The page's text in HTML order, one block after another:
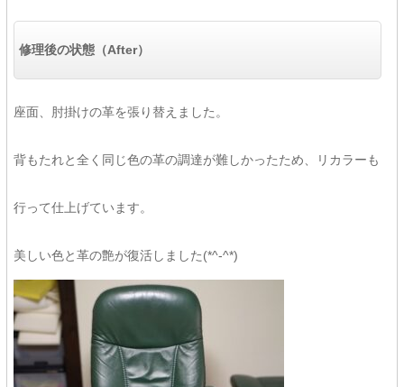
修理後の状態（After）
座面、肘掛けの革を張り替えました。
背もたれと全く同じ色の革の調達が難しかったため、リカラーも
行って仕上げています。
美しい色と革の艶が復活しました(*^-^*)